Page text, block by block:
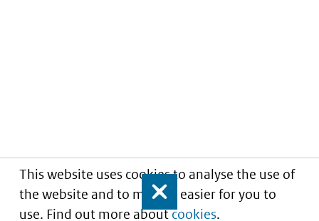
This website uses cookies to analyse the use of
the website and to make it easier for you to
use. Find out more aboutcookies.
Close